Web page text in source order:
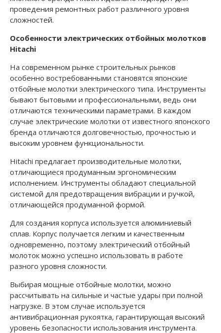
проведения ремонтных работ различного уровня
сложностей.
Особенности электрических отбойных молотков
Hitachi
На современном рынке строительных рынков
особенно востребованными становятся японские
отбойные молотки электрического типа. Инструменты
бывают бытовыми и профессиональными, ведь они
отличаются техническими параметрами. В каждом
случае электрические молотки от известного японского
бренда отличаются долговечностью, прочностью и
высоким уровнем функциональности.
Hitachi предлагает производительные молотки,
отличающиеся продуманным эргономическим
исполнением. Инструменты обладают специальной
системой для предотвращения вибрации и ручкой,
отличающейся продуманной формой.
Для создания корпуса используется алюминиевый
сплав. Корпус получается легким и качественным
одновременно, поэтому электрический отбойный
молоток можно успешно использовать в работе
разного уровня сложности.
Выбирая мощные отбойные молотки, можно
рассчитывать на сильные и частые удары при полной
нагрузке. В этом случае используется
антивибрационная рукоятка, гарантирующая высокий
уровень безопасности использования инструмента.